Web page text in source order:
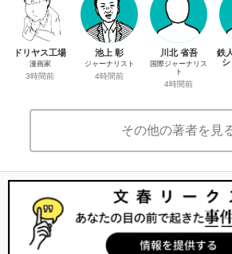
ドリヤス工場
漫画家
3時間前
池上 彰
ジャーナリスト
4時間前
川北 省吾
国際ジャーナリス
ト
4時間前
鉄
その他の著者を見